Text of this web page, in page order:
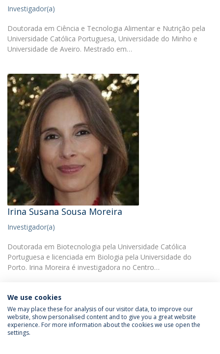
Investigador(a)
Doutorada em Ciência e Tecnologia Alimentar e Nutrição pela
Universidade Católica Portuguesa, Universidade do Minho e
Universidade de Aveiro. Mestrado em…
Irina Susana Sousa Moreira
Investigador(a)
Doutorada em Biotecnologia pela Universidade Católica
Portuguesa e licenciada em Biologia pela Universidade do
Porto. Irina Moreira é investigadora no Centro…
Política de Privacidade
Termos & Condições
We use cookies
We may place these for analysis of our visitor data, to improve our
website, show personalised content and to give you a great website
experience. For more information about the cookies we use open the
settings.